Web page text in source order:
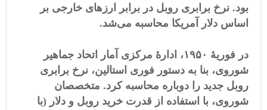
بود. نرخ برابری روبل در برابر ارزهای خارجی بر
اساس دلار آمریکا محاسبه می‌شد.
در فوریۀ ۱۹۵۰، ادارۀ مرکزی آمار اتحاد جماهیر
شوروی، بنا به دستور فوری استالین، نرخ برابری
روبل جدید را دوباره محاسبه کرد. متخصصان
شوروی، با استفاده از قدرت خرید روبل و دلار (با